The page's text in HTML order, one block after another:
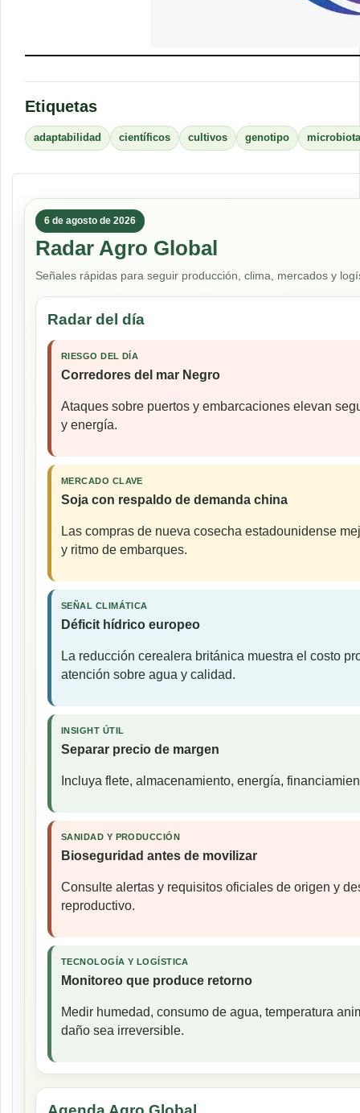
Etiquetas
adaptabilidad científicos cultivos genotipo microbiota
6 de agosto de 2026
Radar Agro Global
Señales rápidas para seguir producción, clima, mercados y
Radar del día
RIESGO DEL DÍA
Corredores del mar Negro
Ataques sobre puertos y embarcaciones elevan
y energía.
MERCADO CLAVE
Soja con respaldo de demanda china
Las compras de nueva cosecha estadounidense
y ritmo de embarques.
SEÑAL CLIMÁTICA
Déficit hídrico europeo
La reducción cerealera británica muestra el costo
atención sobre agua y calidad.
INSIGHT ÚTIL
Separar precio de margen
Incluya flete, almacenamiento, energía,
SANIDAD Y PRODUCCIÓN
Bioseguridad antes de movilizar
Consulte alertas y requisitos oficiales de origen y
reproductivo.
TECNOLOGÍA Y LOGÍSTICA
Monitoreo que produce retorno
Medir humedad, consumo de agua, temperatura
daño sea irreversible.